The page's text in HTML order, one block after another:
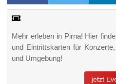
Mehr erleben in Pirna! Hier
und Eintrittskarten für
und Umgebung!
jetzt